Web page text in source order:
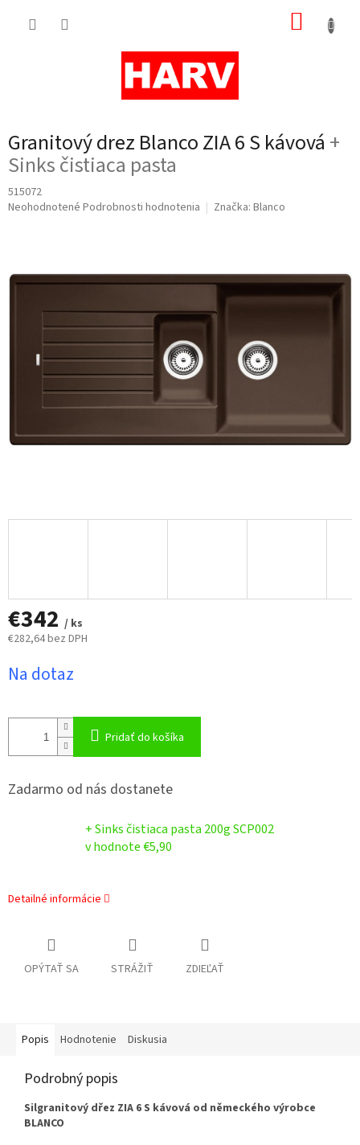
Granitový drez Blanco ZIA 6 S kávová +
Sinks čistiaca pasta
515072
Priemerné
z
hviezdičiek.
Neohodnotené Podrobnosti hodnotenia Značka: Blanco
€342 / ks
€282,64 bez DPH
cena:
Na dotaz
Pridať do košíka
Zadarmo od nás dostanete
+ Sinks čistiaca pasta 200g SCP002
v hodnote €5,90
Detailné informácie
OPÝTAŤ SA STRÁŽIŤ ZDIEĽAŤ
Popis Hodnotenie Diskusia
Podrobný popis
Silgranitový dřez ZIA 6 S kávová od německého výrobce
BLANCO